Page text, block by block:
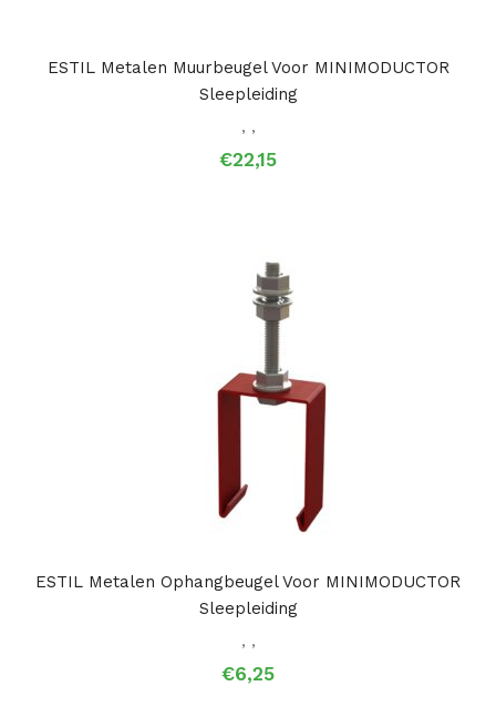
ESTIL Metalen Muurbeugel Voor MINIMODUCTOR
Sleepleiding
, ,
€22,15
ESTIL Metalen Ophangbeugel Voor MINIMODUCTOR
Sleepleiding
, ,
€6,25